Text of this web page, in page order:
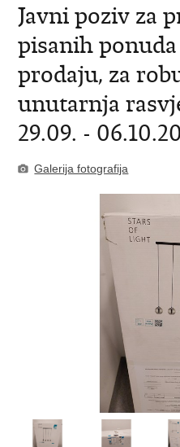
Javni poziv za
pisanih
prodaju, za
unutarnja
29.09. -
Galerija fotografija